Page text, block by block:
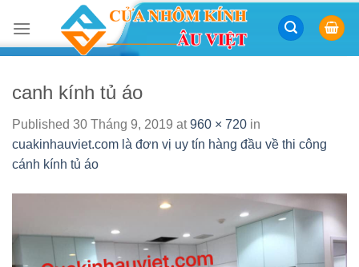
content
canh kính tủ áo
Published 30 Tháng 9, 2019 at960 × 720 in
cuakinhauviet.com là đơn vị uy tín hàng đầu về thi công
cánh kính tủ áo